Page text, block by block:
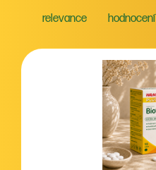
relevance hodnocení